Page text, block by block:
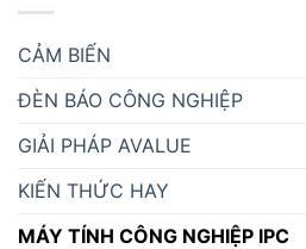
CẢM BIẾN
ĐÈN BÁO CÔNG NGHIỆP
GIẢI PHÁP AVALUE
KIẾN THỨC HAY
MÁY TÍNH CÔNG NGHIỆP IPC